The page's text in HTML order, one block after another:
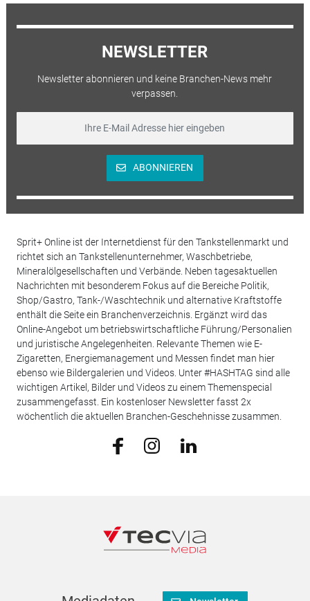
NEWSLETTER
Newsletter abonnieren und keine Branchen-News mehr
verpassen.
ABONNIEREN
Sprit+ Online ist der Internetdienst für den Tankstellenmarkt und
richtet sich an Tankstellenunternehmer, Waschbetriebe,
Mineralölgesellschaften und Verbände. Neben tagesaktuellen
Nachrichten mit besonderem Fokus auf die Bereiche Politik,
Shop/Gastro, Tank-/Waschtechnik und alternative Kraftstoffe
enthält die Seite ein Branchenverzeichnis. Ergänzt wird das
Online-Angebot um betriebswirtschaftliche Führung/Personalien
und juristische Angelegenheiten. Relevante Themen wie E-
Zigaretten, Energiemanagement und Messen findet man hier
ebenso wie Bildergalerien und Videos. Unter #HASHTAG sind alle
wichtigen Artikel, Bilder und Videos zu einem Themenspecial
zusammengefasst. Ein kostenloser Newsletter fasst 2x
wöchentlich die aktuellen Branchen-Geschehnisse zusammen.